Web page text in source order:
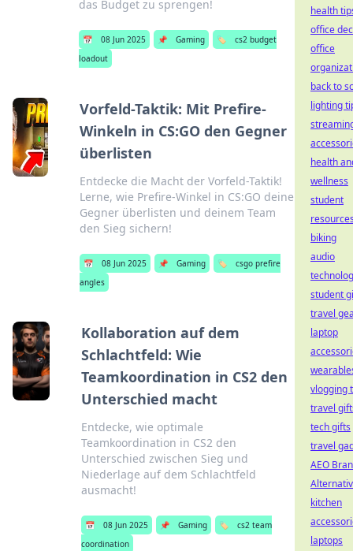
das Budget zu sprengen!
📅 08 Jun 2025 📌 Gaming 🏷️
cs2 budget
loadout
Vorfeld-Taktik: Mit Prefire-
Winkeln in CS:GO den Gegner
überlisten
Entdecke die Macht der Vorfeld-Taktik!
Lerne, wie Prefire-Winkel in CS:GO deine
Gegner überlisten und deinem Team
den Sieg sichern!
📅 08 Jun 2025 📌 Gaming 🏷️
csgo prefire
angles
Kollaboration auf dem
Schlachtfeld: Wie
Teamkoordination in CS2 den
Unterschied macht
Entdecke, wie optimale
Teamkoordination in CS2 den
Unterschied zwischen Sieg und
Niederlage auf dem Schlachtfeld
ausmacht!
📅 08 Jun 2025 📌 Gaming 🏷️
cs2 team
coordination
health
office
office
back to
lighting
health
wellness
student
biking
audio
student
travel
laptop
vlogging
travel
tech gifts
travel
AEO
kitchen
laptops